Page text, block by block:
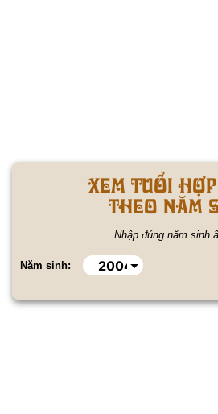
XEM TUỔI
THEO NĂM
Nhập đúng năm sinh
Năm sinh: